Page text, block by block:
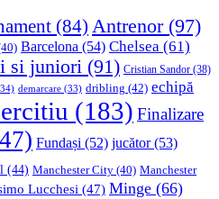
(84) Antrenor(97)
Barcelona (54) Chelsea (61)
si juniori (91) Cristian Sandor (38)
demarcare (33) dribling (42) echipă
(183) Finalizare
Fundași (52) jucător(53)
(44) Manchester City (40) Manchester
Lucchesi (47) Minge (66)